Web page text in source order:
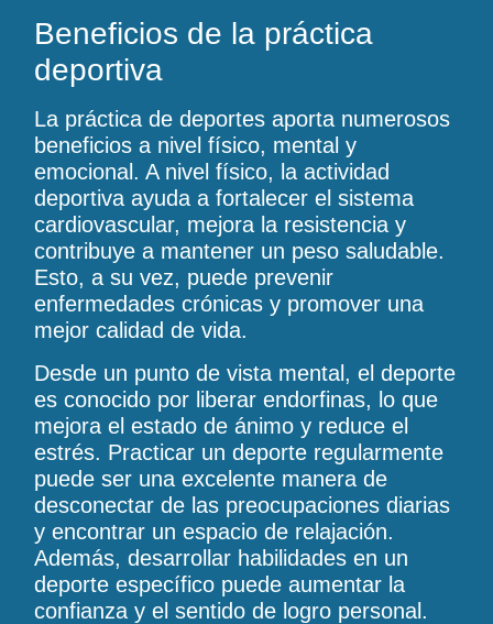
Beneficios de la práctica
deportiva
La práctica de deportes aporta numerosos
beneficios a nivel físico, mental y
emocional. A nivel físico, la actividad
deportiva ayuda a fortalecer el sistema
cardiovascular, mejora la resistencia y
contribuye a mantener un peso saludable.
Esto, a su vez, puede prevenir
enfermedades crónicas y promover una
mejor calidad de vida.
Desde un punto de vista mental, el deporte
es conocido por liberar endorfinas, lo que
mejora el estado de ánimo y reduce el
estrés. Practicar un deporte regularmente
puede ser una excelente manera de
desconectar de las preocupaciones diarias
y encontrar un espacio de relajación.
Además, desarrollar habilidades en un
deporte específico puede aumentar la
confianza y el sentido de logro personal.